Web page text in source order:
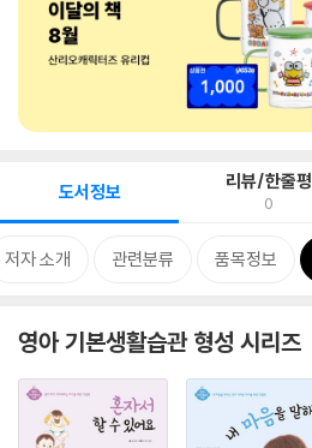
도서정보 리뷰/한줄평
0
저자 소개 관련분류 품목정보
영아 기본생활습관 형성 시리즈